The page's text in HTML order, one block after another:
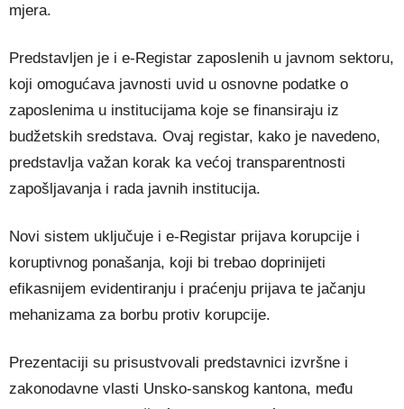
mjera.
Predstavljen je i e-Registar zaposlenih u javnom sektoru,
koji omogućava javnosti uvid u osnovne podatke o
zaposlenima u institucijama koje se finansiraju iz
budžetskih sredstava. Ovaj registar, kako je navedeno,
predstavlja važan korak ka većoj transparentnosti
zapošljavanja i rada javnih institucija.
Novi sistem uključuje i e-Registar prijava korupcije i
koruptivnog ponašanja, koji bi trebao doprinijeti
efikasnijem evidentiranju i praćenju prijava te jačanju
mehanizama za borbu protiv korupcije.
Prezentaciji su prisustvovali predstavnici izvršne i
zakonodavne vlasti Unsko-sanskog kantona, među